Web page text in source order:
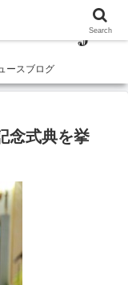
ースブログ
念式典を挙
Search